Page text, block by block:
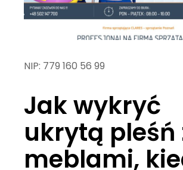
NIP: 779 160 56 99
Jak wykryć
ukrytą pleśń
meblami,